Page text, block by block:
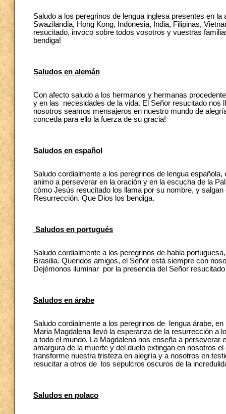
Saludo a los peregrinos de lengua inglesa presentes en
Swazilandia, Hong Kong, Indonesia, India, Filipinas,
resucitado, invoco sobre todos vosotros y vuestras
bendiga!
Saludos en alemán
Con afecto saludo a los hermanos y hermanas
y en las necesidades de la vida. El Señor resucitado
nosotros seamos mensajeros en nuestro mundo de
conceda para ello la fuerza de su gracia!
Saludos en español
Saludo cordialmente a los peregrinos de lengua
animo a perseverar en la oración y en la escucha de la
cómo Jesús resucitado los llama por su nombre, y
Resurrección. Que Dios los bendiga.
Saludos en portugués
Saludo cordialmente a los peregrinos de habla
Brasilia. Queridos amigos, el Señor está siempre con
Dejémonos iluminar por la presencia del Señor
Saludos en árabe
Saludo cordialmente a los peregrinos de lengua árabe,
Maria Magdalena llevó la esperanza de la resurrección a
a todo el mundo. La Magdalena nos enseña a perseverar
amargura de la muerte y del duelo extingan en nosotros
transforme nuestra tristeza en alegría y a nosotros en
resucitar a otros de los sepulcros oscuros de la
Saludos en polaco